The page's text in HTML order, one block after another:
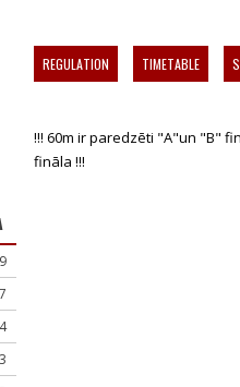
REGULATION TIMETABLE
!!! 60m ir paredzēti "A"un "B"
fināla !!!